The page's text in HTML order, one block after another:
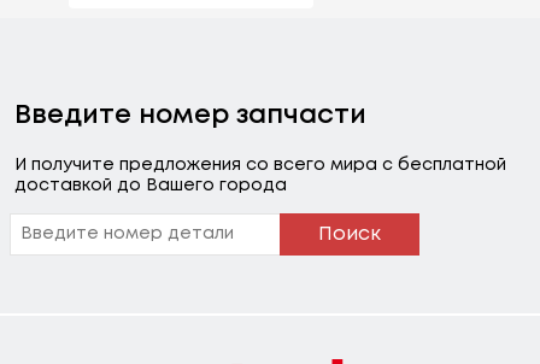
Введите номер запчасти
И получите предложения со всего мира с бесплатной
доставкой до Вашего города
Поиск